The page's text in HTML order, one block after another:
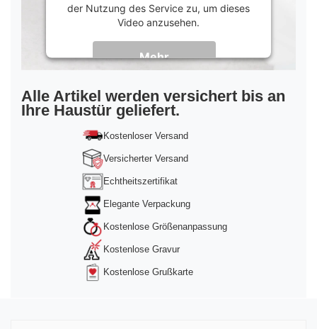
der Nutzung des Service zu, um dieses
Video anzusehen.
Mehr
Informationen
Akzeptieren
powered byUsercentrics Consent
Management Platform&Trusted Shops
Alle Artikel werden versichert bis an
Ihre Haustür geliefert.
Kostenloser Versand
Versicherter Versand
Echtheitszertifikat
Elegante Verpackung
Kostenlose Größenanpassung
Kostenlose Gravur
Kostenlose Grußkarte